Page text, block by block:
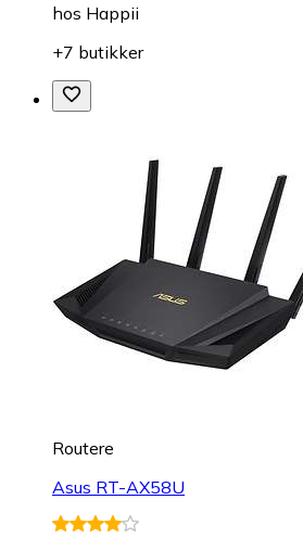
hos Happii
+7 butikker
Routere
Asus RT-AX58U